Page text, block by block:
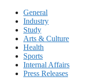
General
Industry
Study
Arts & Culture
Health
Sports
Internal Affairs
Press Releases